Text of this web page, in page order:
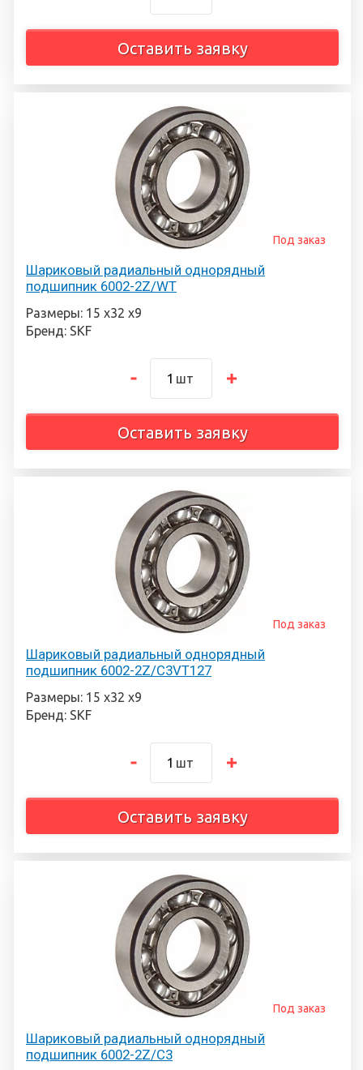
Оставить заявку
Шариковый радиальный однорядный
подшипник 6002-2Z/WT
Под заказ
Размеры: 15 х32 х9
Бренд: SKF
шт
Оставить заявку
Шариковый радиальный однорядный
подшипник 6002-2Z/C3VT127
Под заказ
Размеры: 15 х32 х9
Бренд: SKF
шт
Оставить заявку
Шариковый радиальный однорядный
подшипник 6002-2Z/C3
Под заказ